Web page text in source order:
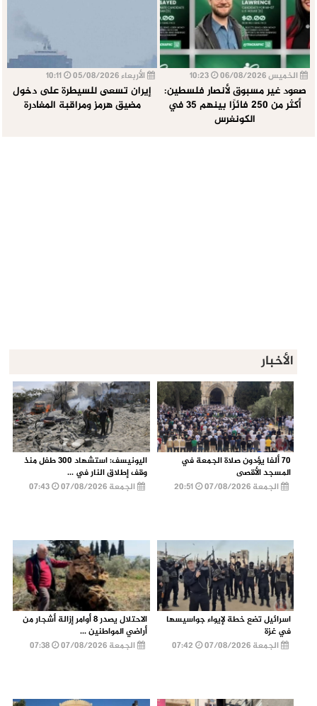
الخميس 06/08/2026
صعود غير مسبوق لأنصار فلسطين:
أكثر من 250 فائزًا بينهم 35 في
الكونغرس
الأربعاء 05/08/2026
إيران تسعى للسيطرة على دخول
مضيق هرمز ومراقبة المغادرة
الأخبار
70 ألفا يؤدون صلاة الجمعة في
المسجد الأقصى
الجمعة 07/08/2026
اليونيسف: استشهاد 300 طفل منذ
وقف إطلاق النار في ...
الجمعة 07/08/2026
07:43
اسرائيل تضع خطة لإيواء جواسيسها
في غزة
الجمعة 07/08/2026
الاحتلال يصدر 8 أوامر إزالة أشجار من
أراضي المواطنين ...
الجمعة 07/08/2026
07:38